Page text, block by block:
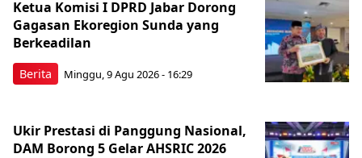
Berita
Ketua Komisi I DPRD Jabar Dorong
Gagasan Ekoregion Sunda yang
Berkeadilan
Minggu, 9 Agu 2026 - 16:29
Ukir Prestasi di Panggung Nasional,
DAM Borong 5 Gelar AHSRIC 2026